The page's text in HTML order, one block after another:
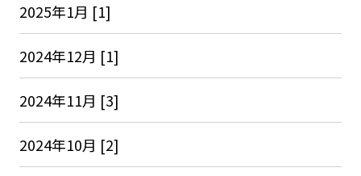
2025年1月 [1]
2024年12月 [1]
2024年11月 [3]
2024年10月 [2]